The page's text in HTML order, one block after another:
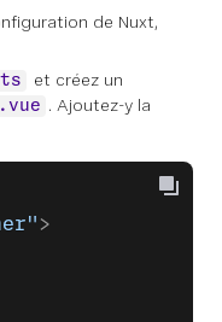
de Nuxt,
et créez un
. Ajoutez-y la
>